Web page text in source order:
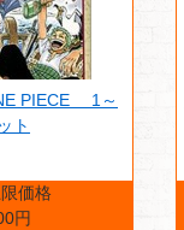
PIECE 1～
ト
価格
円